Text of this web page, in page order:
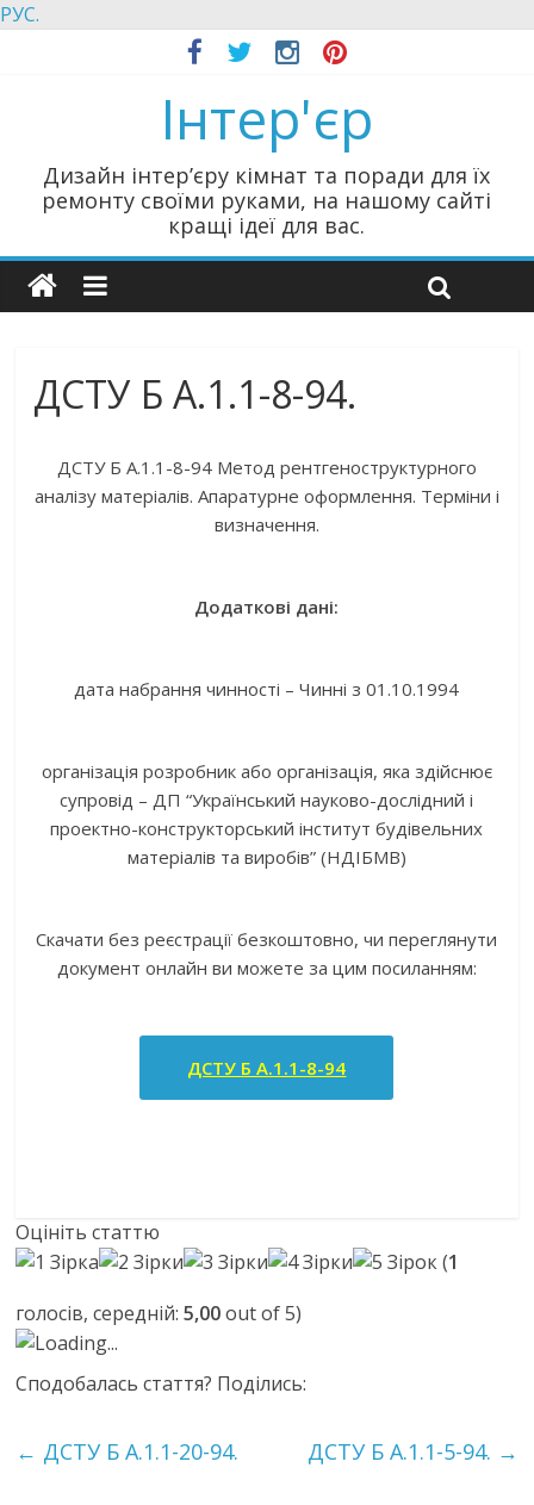
РУС.
Інтер'єр
Дизайн інтер’єру кімнат та поради для їх
ремонту своїми руками, на нашому сайті
кращі ідеї для вас.
ДСТУ Б А.1.1-8-94.
ДСТУ Б А.1.1-8-94 Метод рентгеноструктурного
аналізу матеріалів. Апаратурне оформлення. Терміни і
визначення.
Додаткові дані:
дата набрання чинності – Чинні з 01.10.1994
організація розробник або організація, яка здійснює
супровід – ДП “Український науково-дослідний і
проектно-конструкторський інститут будівельних
матеріалів та виробів” (НДІБМВ)
Скачати без реєстрації безкоштовно, чи переглянути
документ онлайн ви можете за цим посиланням:
ДСТУ Б А.1.1-8-94
Оцініть статтю
(1
голосів, середній:5,00out of 5)
Loading...
Сподобалась стаття? Поділись:
← ДСТУ Б А.1.1-20-94. ДСТУ Б А.1.1-5-94. →